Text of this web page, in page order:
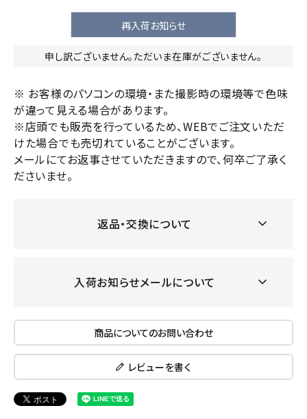
再入荷お知らせ
申し訳ございません。ただいま在庫がございません。
※ お客様のパソコンの環境・また撮影時の環境等で色味
が違って見える場合があります。
※店頭でも販売を行っているため、WEBでご注文いただ
けた場合でも売切れていることがございます。
メールにてお返事させていただきますので、何卒ご了承く
ださいませ。
返品・交換について
入荷お知らせメールについて
商品についてのお問い合わせ
レビューを書く